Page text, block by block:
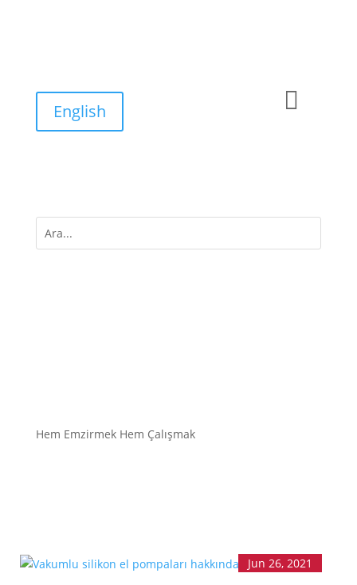

English
EMZİRMEYİ
BAŞLAMAK
DURUMLAR
Hem Emzirmek Hem Çalışmak
Jun 26, 2021